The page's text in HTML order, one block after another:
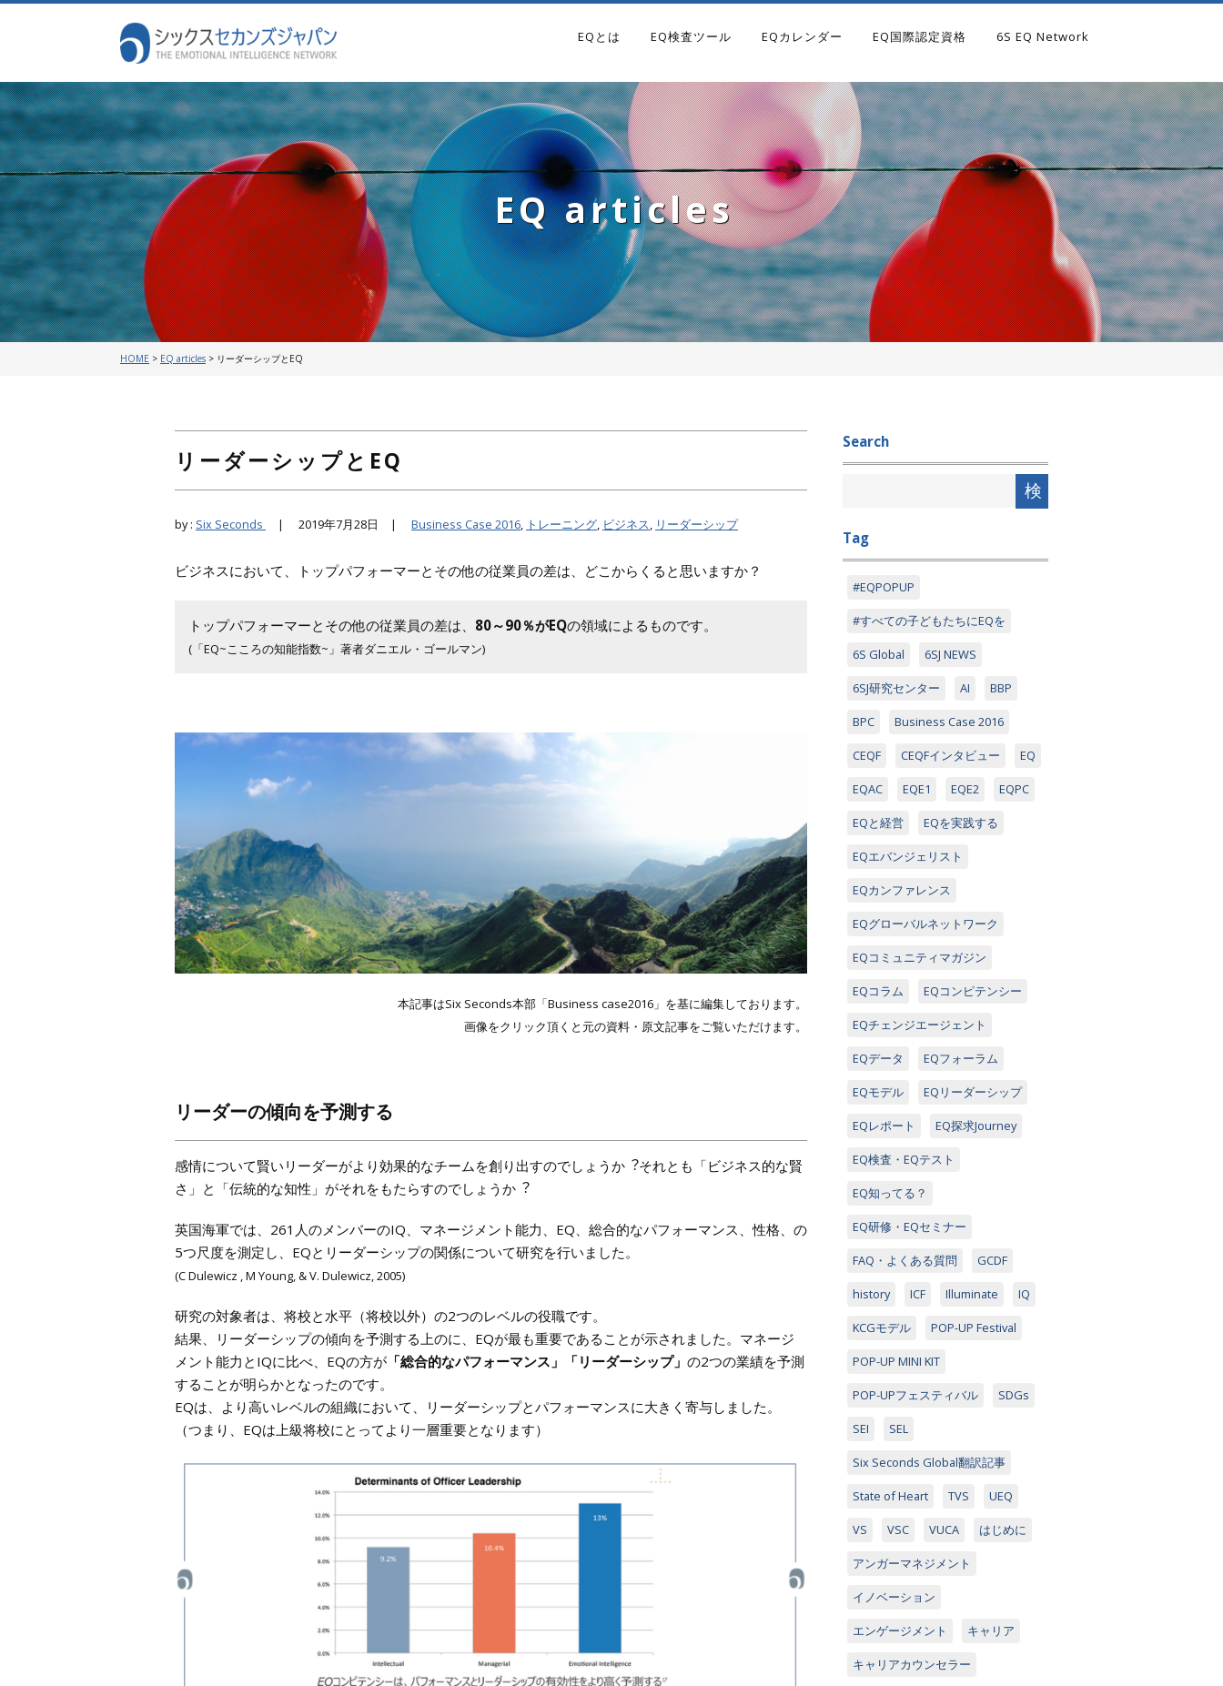
EQとは EQ検査ツール EQカレンダー EQ国際認定資格 6S EQ Network
EQ articles
HOME > EQ articles > リーダーシップとEQ
リーダーシップとEQ
by : Six Seconds | 2019年7月28日 | Business Case 2016, トレーニング, ビジネス, リーダーシップ
ビジネスにおいて、トップパフォーマーとその他の従業員の差は、どこからくると思いますか？
トップパフォーマーとその他の従業員の差は、 80～90％がEQの領域によるものです。
(「EQ~こころの知能指数~」著者ダニエル・ゴールマン)
本記事はSix Seconds本部「Business case2016」を基に編集しております。
画像をクリック頂くと元の資料・原文記事をご覧いただけます。
リーダーの傾向を予測する
感情について賢いリーダーがより効果的なチームを創り出すのでしょうか︖それとも「ビジネス的な賢
さ」と「伝統的な知性」がそれをもたらすのでしょうか︖
英国海軍では、261人のメンバーのIQ、マネージメント能力、EQ、総合的なパフォーマンス、性格、の
5つ尺度を測定し、EQとリーダーシップの関係について研究を行いました。
(C Dulewicz , M Young, & V. Dulewicz, 2005)
研究の対象者は、将校と水平（将校以外）の2つのレベルの役職です。
結果、リーダーシップの傾向を予測する上のに、EQが最も重要であることが示されました。マネージ
メント能力とIQに比べ、EQの方が 「総合的なパフォーマンス」「リーダーシップ」 の2つの業績を予測
することが明らかとなったのです。
EQは、より高いレベルの組織において、リーダーシップとパフォーマンスに大きく寄与しました。
（つまり、EQは上級将校にとってより一層重要となります）
Search
Tag
#EQPOPUP
#すべての子どもたちにEQを
6S Global 6SJ NEWS
6SJ研究センター AI BBP
BPC Business Case 2016
CEQF CEQFインタビュー EQ
EQAC EQE1 EQE2 EQPC
EQと経営 EQを実践する
EQエバンジェリスト
EQカンファレンス
EQグローバルネットワーク
EQコミュニティマガジン
EQコラム EQコンピテンシー
EQチェンジエージェント
EQデータ EQフォーラム
EQモデル EQリーダーシップ
EQレポート EQ探求Journey
EQ検査・EQテスト
EQ知ってる？
EQ研修・EQセミナー
FAQ・よくある質問 GCDF
history ICF Illuminate IQ
KCGモデル POP-UP Festival
POP-UP MINI KIT
POP-UPフェスティバル SDGs
SEI SEL
Six Seconds Global翻訳記事
State of Heart TVS UEQ
VS VSC VUCA はじめに
アンガーマネジメント
イノベーション
エンゲージメント キャリア
キャリアカウンセラー